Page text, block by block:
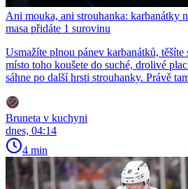
Ani mouka, ani strouhanka: karbanátky
masa přidáte 1 surovinu
Usmažíte plnou pánev karbanátků, těšíte
místo toho koušete do suché, drolivé
sáhne po další hrsti strouhanky. Právě
Bruneta v kuchyni
dnes, 04:14
4 min